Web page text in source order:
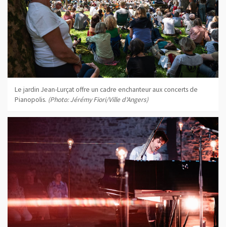
Le jardin Jean-Lurçat offre un cadre enchanteur aux concerts de
Pianopolis. (Photo: Jérémy Fiori/Ville d'Angers)